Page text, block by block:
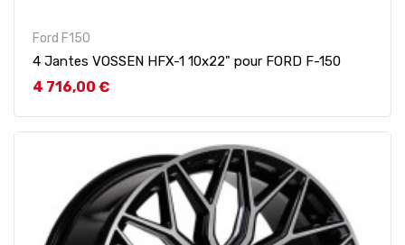
Ford F150
4 Jantes VOSSEN HFX-1 10x22" pour FORD F-150
Prix
4 716,00 €